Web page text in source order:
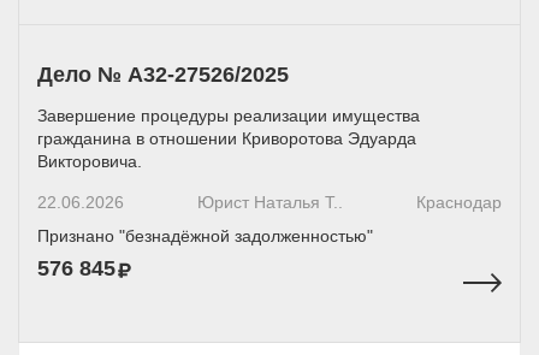
Дело № А32-27526/2025
Завершение процедуры реализации имущества
гражданина в отношении Криворотова Эдуарда
Викторовича.
22.06.2026 Юрист Наталья Т..
Краснодар
Признано "безнадёжной задолженностью"
576 845